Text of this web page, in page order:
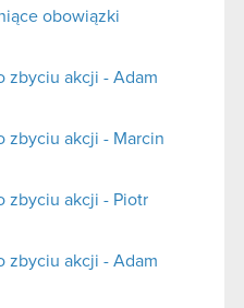
obowiązki
zbyciu akcji - Adam
zbyciu akcji - Marcin
zbyciu akcji - Piotr
zbyciu akcji - Adam